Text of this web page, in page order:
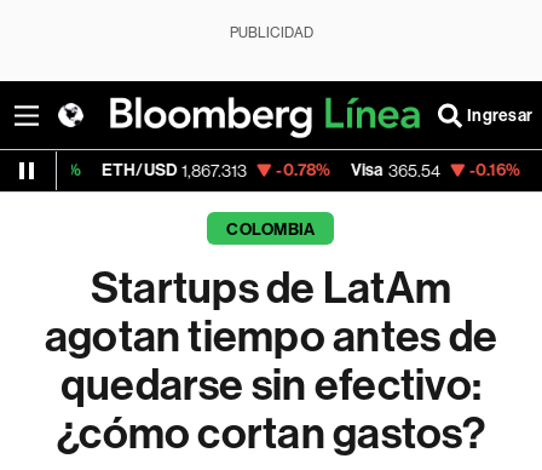
PUBLICIDAD
Ingresar
1,867.313 -0.78% Visa 365.54 -0.16% MercadoLibre
COLOMBIA
Startups de LatAm
agotan tiempo antes de
quedarse sin efectivo:
¿cómo cortan gastos?